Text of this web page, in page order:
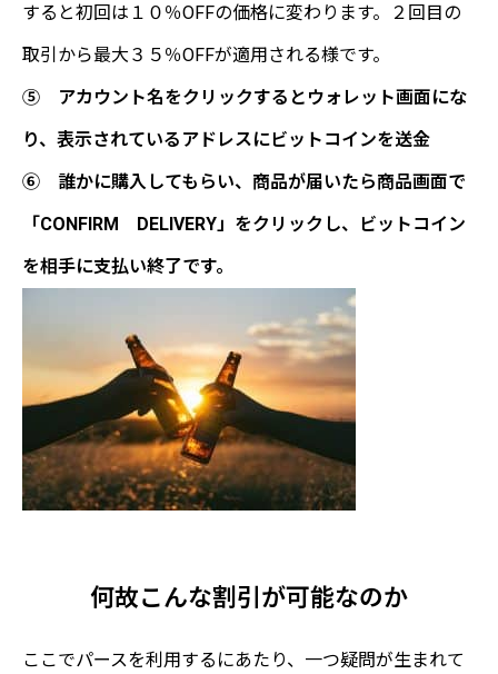
すると初回は１０％OFFの価格に変わります。２回目の
取引から最大３５％OFFが適用される様です。
⑤ アカウント名をクリックするとウォレット画面にな
り、表示されているアドレスにビットコインを送金
⑥ 誰かに購入してもらい、商品が届いたら商品画面で
「CONFIRM DELIVERY」をクリックし、ビットコイン
を相手に支払い終了です。
何故こんな割引が可能なのか
ここでパースを利用するにあたり、一つ疑問が生まれて